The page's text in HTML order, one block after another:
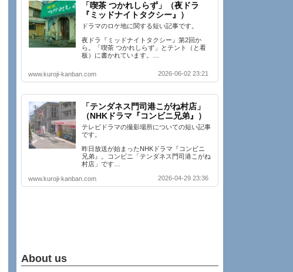
「喫茶 つかれしらず」（夜ドラ
『ミッドナイトタクシー』）
ドラマのロケ地に関する短い記事です。
夜ドラ『ミッドナイトタクシー』第2回か
ら。「喫茶 つかれしらず」とテント（と看
板）に書かれています。…
www.kuroji-kanban.com 2026-06-02 23:21
「テンダネス門司港こがね村店」
（NHKドラマ『コンビニ兄弟』）
テレビドラマの撮影場所についての短い記事
です。
昨日放送が始まったNHKドラマ『コンビニ
兄弟』。コンビニ「テンダネス門司港こがね
村店」です…
www.kuroji-kanban.com 2026-04-29 23:36
About us